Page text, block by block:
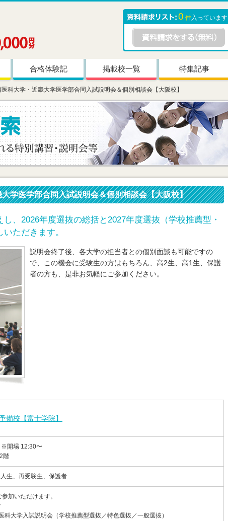
0 件入っています
合格体験記 掲載校一覧 特集記事
科大学・近畿大学医学部合同入試説明会＆個別相談会【大阪校】
学医学部合同入試説明会＆個別相談会【大阪校】
、2026年度選抜の総括と2027年度選抜（学校推薦型・
ただきます。
説明会終了後、各大学の担当者との個別面談も可能ですの
で、この機会に受験生の方はもちろん、高2生、高1生、保護
者の方も、是非お気軽にご参加ください。
備校【富士学院】
※開場 12:30〜
階
生、再受験生、保護者
加いただけます。
科大学入試説明会（学校推薦型選抜／特色選抜／一般選抜）